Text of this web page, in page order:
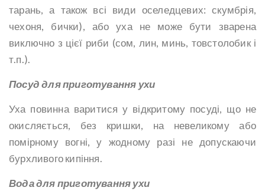
тарань, а також всі види оселедцевих: скумбрія,
чехоня, бички), або уха не може бути зварена
виключно з цієї риби (сом, лин, минь, товстолобик і
т.п.).
Посуд для приготування ухи
Уха повинна варитися у відкритому посуді, що не
окисляється, без кришки, на невеликому або
помірному вогні, у жодному разі не допускаючи
бурхливого кипіння.
Вода для приготування ухи